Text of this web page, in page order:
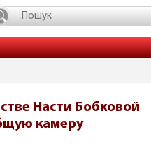
Насти Бобковой
камеру